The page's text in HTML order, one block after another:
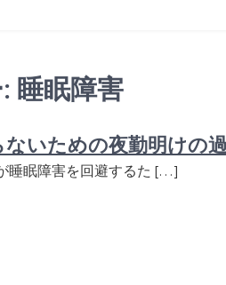
睡眠障害
ないための夜勤明けの
睡眠障害を回避するた […]